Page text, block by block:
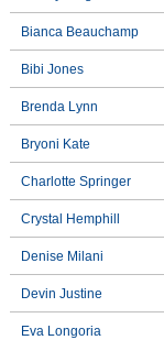
Bianca Beauchamp
Bibi Jones
Brenda Lynn
Bryoni Kate
Charlotte Springer
Crystal Hemphill
Denise Milani
Devin Justine
Eva Longoria